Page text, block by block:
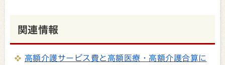
関連情報
高額介護サービス費と高額医療・高額介護合算に